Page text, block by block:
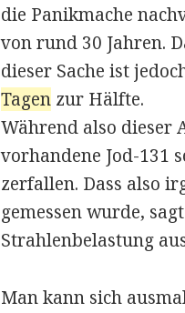
die Panikmache
von rund 30 Jahren.
dieser Sache ist
Tagen zur Hälfte.
Während also dieser
vorhandene Jod-131
zerfallen. Dass also
gemessen wurde,
Strahlenbelastung
Man kann sich